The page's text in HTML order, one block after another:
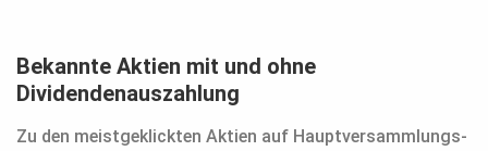
Bekannte Aktien mit und ohne
Dividendenauszahlung
Zu den meistgeklickten Aktien auf Hauptversammlungs-